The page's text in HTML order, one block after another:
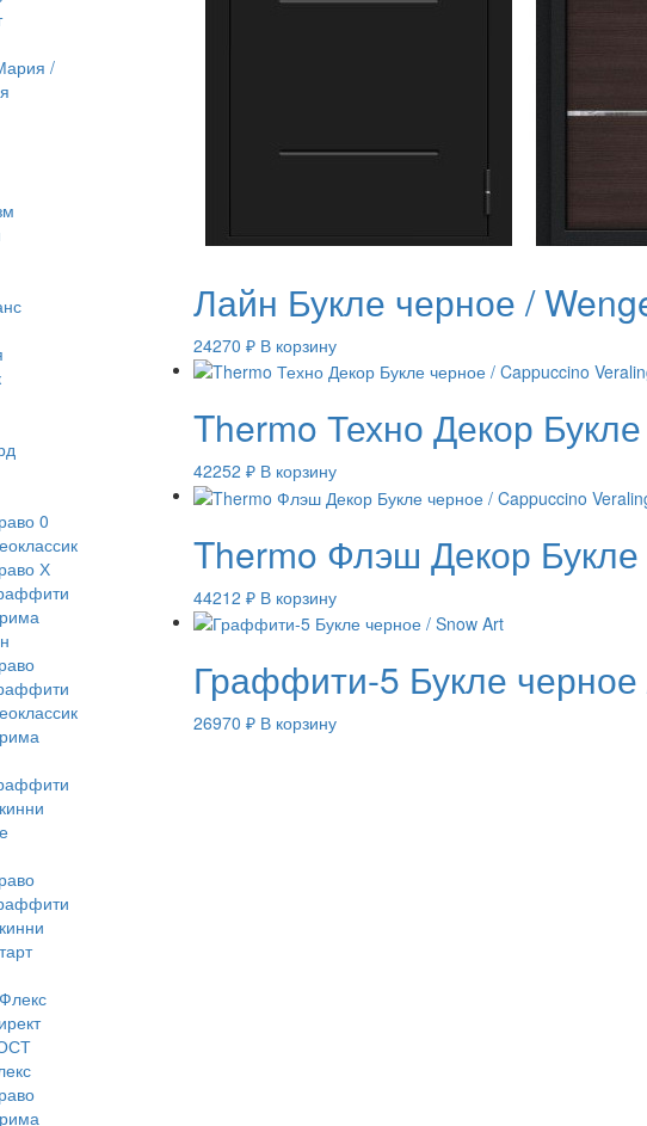
/
0
Х
Лайн Букле черное /
24270 ₽ В корзину
Thermo Техно Декор
42252 ₽ В корзину
Thermo Флэш Декор
44212 ₽ В корзину
Граффити-5 Букле
26970 ₽ В корзину